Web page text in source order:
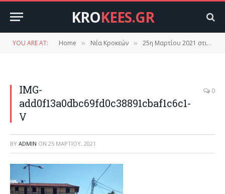
KROKEES.GR
YOU ARE AT: Home » Νέα Κροκεών » 25η Μαρτίου 2021 στις Κροκεές.( Φωτογραφίες, βίντεο)
IMG-
add0f13a0dbc69fd0c38891cbaf1c6c1-
V
0
BY ADMIN ON 25 ΜΑΡΤΊΟΥ, 2021